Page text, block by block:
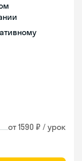
от 1590 ₽ / урок